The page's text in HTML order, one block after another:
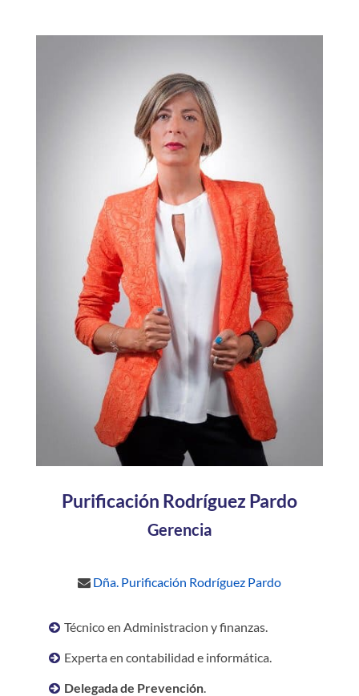
Purificación Rodríguez Pardo
Gerencia
Dña. Purificación Rodríguez Pardo
Técnico en Administracion y finanzas.
Experta en contabilidad e informática.
Delegada de Prevención.